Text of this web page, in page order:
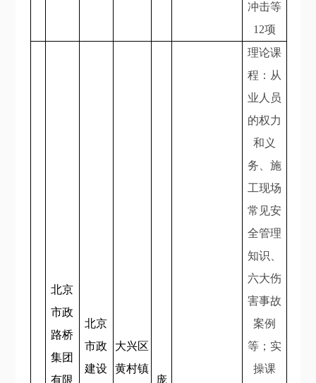
冲击等
12项
北京
市政
路桥
集团
有限
北京
市政
建设
大兴区
黄村镇
庞
理论课
程：从
业人员
的权力
和义
务、施
工现场
常见安
全管理
知识、
六大伤
害事故
案例
等；实
操课